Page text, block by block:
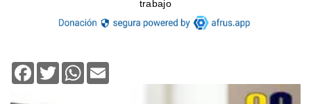
Facebook
TwitterWhatsApp